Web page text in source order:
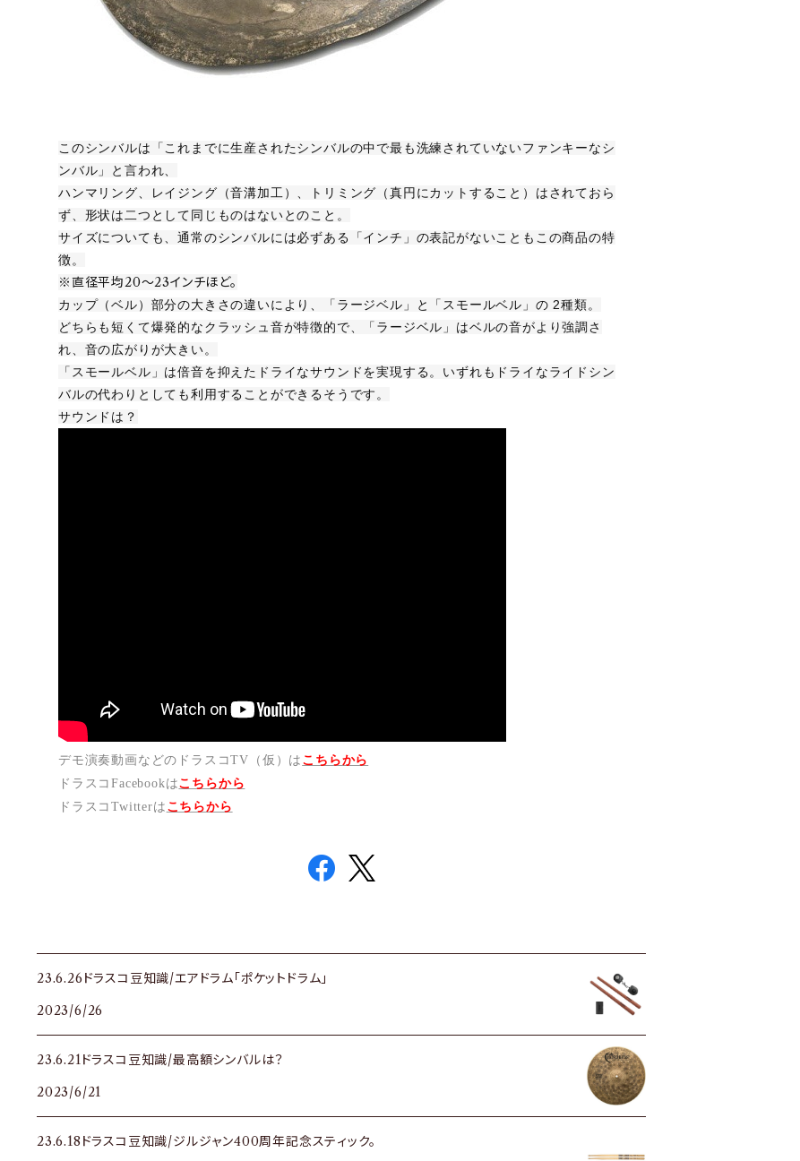
このシンバルは「これまでに生産されたシンバルの中で最も洗練されていないファンキーなシ
ンバル」と言われ、
ハンマリング、レイジング（音溝加工）、トリミング（真円にカットすること）はされておら
ず、形状は二つとして同じものはないとのこと。
サイズについても、通常のシンバルには必ずある「インチ」の表記がないこともこの商品の特
徴。
※直径平均20～23インチほど。
カップ（ベル）部分の大きさの違いにより、「ラージベル」と「スモールベル」の 2種類。
どちらも短くて爆発的なクラッシュ音が特徴的で、「ラージベル」はベルの音がより強調さ
れ、音の広がりが大きい。
「スモールベル」は倍音を抑えたドライなサウンドを実現する。いずれもドライなライドシン
バルの代わりとしても利用することができるそうです。
サウンドは？
デモ演奏動画などのドラスコTV（仮）は こちらから
ドラスコFacebookはこちらから
ドラスコTwitterは こちらから
23.6.26ドラスコ豆知識/エアドラム「ポケットドラム」
2023/6/26
23.6.21ドラスコ豆知識/最高額シンバルは？
2023/6/21
23.6.18ドラスコ豆知識/ジルジャン400周年記念スティック。